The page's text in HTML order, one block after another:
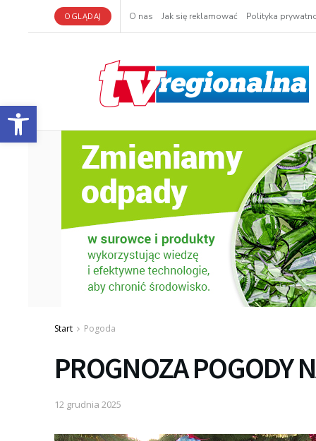
Otwórz pasek narzędzi
OGLĄDAJ O nas Jak się reklamować Polityka
Start Pogoda
PROGNOZA POGODY
12 grudnia 2025